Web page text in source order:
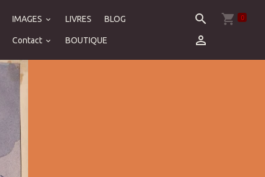
IMAGES LIVRES BLOG
Contact BOUTIQUE
0